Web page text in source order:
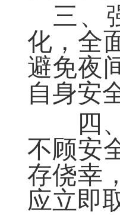
三、
化，全
避免夜
自身安
四、
不顾安
存侥幸
应立即